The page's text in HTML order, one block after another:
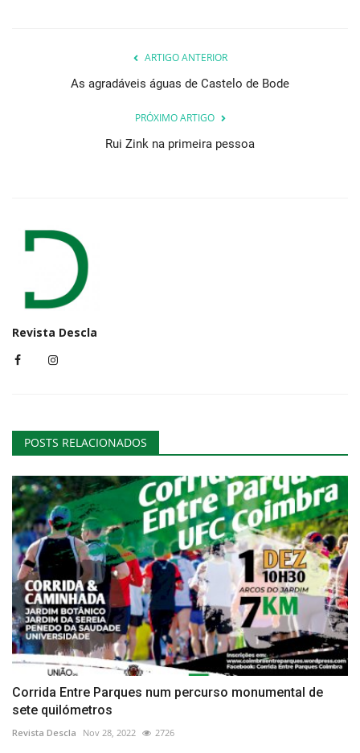
ARTIGO ANTERIOR
As agradáveis águas de Castelo de Bode
PRÓXIMO ARTIGO
Rui Zink na primeira pessoa
Revista Descla
POSTS RELACIONADOS
Corrida Entre Parques num percurso monumental de
sete quilómetros
Revista Descla Nov 28, 2022 2726